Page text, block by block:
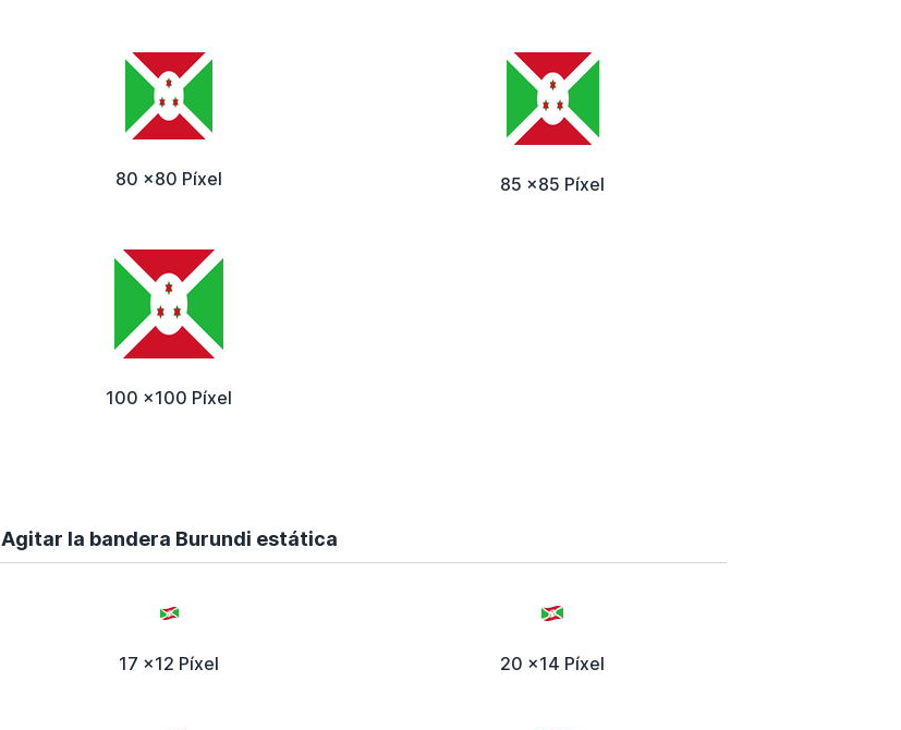
80 x80 Píxel 85 x85 Píxel
100 x100 Píxel
Agitar la bandera Burundi estática
17 x12 Píxel 20 x14 Píxel